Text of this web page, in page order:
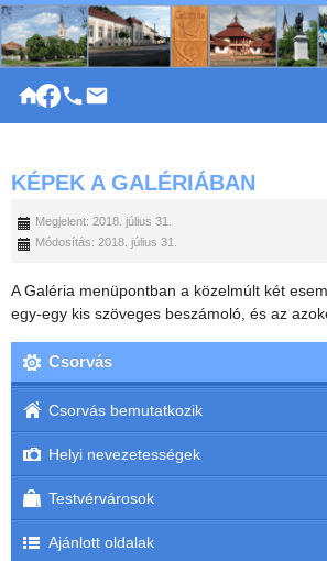
|
KÉPEK A GALÉRIÁBAN
Megjelent: 2018. július 31.
Módosítás: 2018. július 31.
A Galéria menüpontban a közelmúlt két
egy-egy kis szöveges beszámoló, és az
Csorvás
Csorvás bemutatkozik
Helyi nevezetességek
Testvérvárosok
Ajánlott oldalak